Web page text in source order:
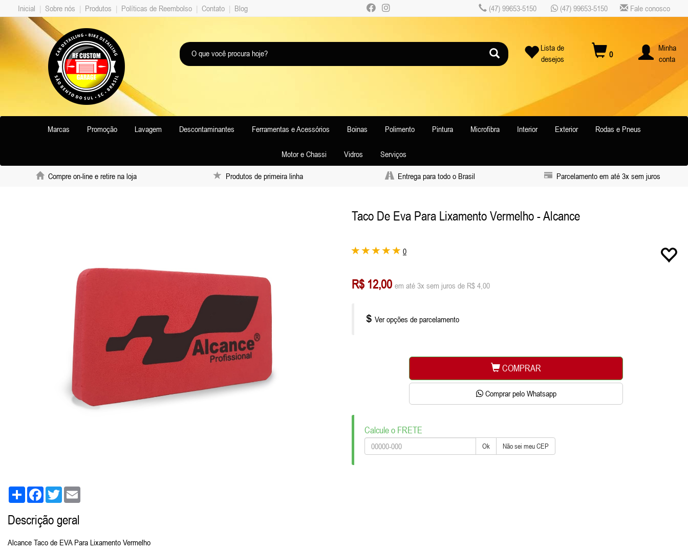
Inicial | Sobre nós | Produtos | Políticas de Reembolso | Contato | Blog (47) 99653-5150 (47) 99653-5150 Fale conosco
Lista de
desejos
0
Minha
conta
Marcas Promoção Lavagem Descontaminantes Ferramentas e Acessórios Boinas Polimento Pintura Microfibra Interior Exterior Rodas e Pneus
Motor e Chassi Vidros Serviços
Compre on-line e retire na loja Produtos de primeira linha Entrega para todo o Brasil Parcelamento em até 3x sem juros
Taco De Eva Para Lixamento Vermelho - Alcance
0
R$ 12,00 em até 3x sem juros de R$ 4,00
Ver opções de parcelamento
COMPRAR
Comprar pelo Whatsapp
Calcule o FRETE
Ok Não sei meu CEP
Share FacebookTwitter
Descrição geral
Alcance Taco de EVA Para Lixamento Vermelho